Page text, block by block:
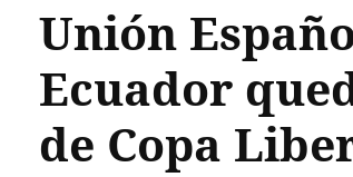
Unión
Ecuador
de Copa